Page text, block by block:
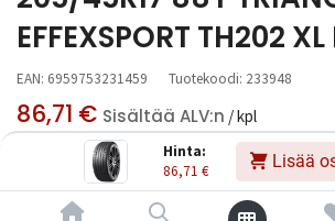
Hinta:
86,71 € Lisää
EFFEXSPORT TH202 XL
EAN: 6959753231459 Tuotekoodi: 233948
86,71 € Sisältää ALV:n / kpl
Toimittajilla (kotimaa):
Saatavilla
Toimitusaika:
3 arkipäivää